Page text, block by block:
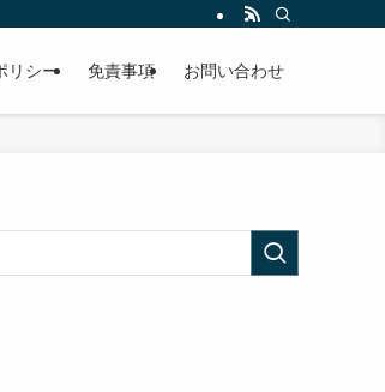
リシー 免責事項 お問い合わせ